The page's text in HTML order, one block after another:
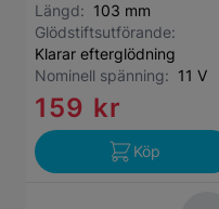
Längd: 103 mm
Glödstiftsutförande:
Klarar efterglödning
Nominell spänning: 11 V
159 kr
Köp